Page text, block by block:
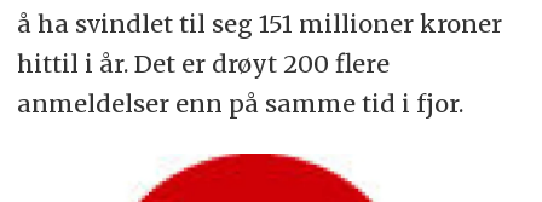
å ha svindlet til seg 151 millioner kroner
hittil i år. Det er drøyt 200 flere
anmeldelser enn på samme tid i fjor.